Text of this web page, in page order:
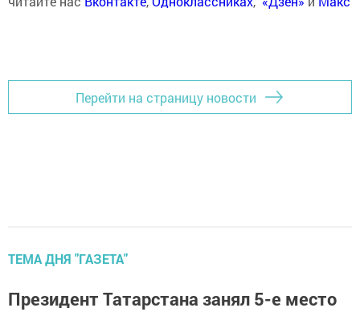
Перейти на страницу новости
ТЕМА ДНЯ "ГАЗЕТА"
Президент Татарстана занял 5-е место